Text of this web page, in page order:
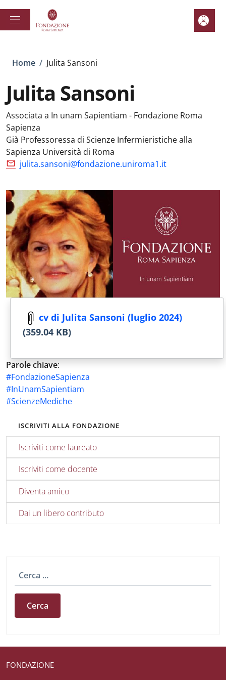
Area
Briciole di pane
Home / Julita Sansoni
Julita Sansoni
Associata a In unam Sapientiam - Fondazione Roma
Sapienza
Già Professoressa di Scienze Infermieristiche alla
Sapienza Università di Roma
julita.sansoni@fondazione.uniroma1.it
Spazio:
cv di Julita Sansoni (luglio 2024)
(359.04 KB)
Parole chiave:
#FondazioneSapienza
#InUnamSapientiam
#ScienzeMediche
ISCRIVITI ALLA FONDAZIONE
Iscriviti come laureato
Iscriviti come docente
Diventa amico
Dai un libero contributo
Cerca
FONDAZIONE